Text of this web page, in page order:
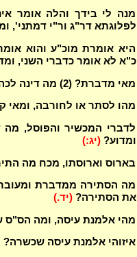
מנה לי בידך והלה אומר
לפלוגתא דר"ג ור"י דמתני',
כ"א לא אומר כדברי השני,
מאי מדברת? (2) מה דינה לכהן ולבעלה? מדוע קתני גם מעוברת?
מהו לסתר או לחורבה, ומאי
לדברי המכשיר והפוסל, מה
ומדוע? (יג:)
בארוס וארוסתו, מכח מה
מה הסתירה ממדברת
את הסתירה? (יד.)
מהי אלמנת עיסה, ומה הס"ס שיש
איזוהי אלמנת עיסה